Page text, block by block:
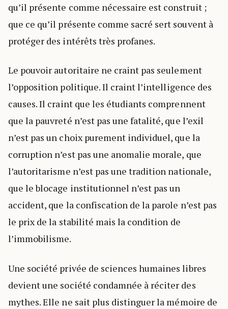
qu’il présente comme nécessaire est construit ;
que ce qu’il présente comme sacré sert souvent à
protéger des intérêts très profanes.
Le pouvoir autoritaire ne craint pas seulement
l’opposition politique. Il craint l’intelligence des
causes. Il craint que les étudiants comprennent
que la pauvreté n’est pas une fatalité, que l’exil
n’est pas un choix purement individuel, que la
corruption n’est pas une anomalie morale, que
l’autoritarisme n’est pas une tradition nationale,
que le blocage institutionnel n’est pas un
accident, que la confiscation de la parole n’est pas
le prix de la stabilité mais la condition de
l’immobilisme.
Une société privée de sciences humaines libres
devient une société condamnée à réciter des
mythes. Elle ne sait plus distinguer la mémoire de